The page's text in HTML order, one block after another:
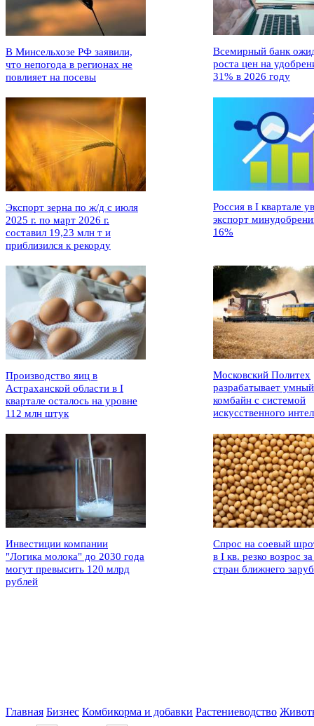
В Минсельхозе РФ заявили,
что непогода в регионах не
повлияет на посевы
Всемирный банк
роста цен на
31% в 2026 году
Экспорт зерна по ж/д с июля
2025 г. по март 2026 г.
составил 19,23 млн т и
приблизился к рекорду
Россия в I квартале
экспорт
16%
Производство яиц в
Астраханской области в I
квартале осталось на уровне
112 млн штук
Московский Политех
разрабатывает умный
комбайн с системой
искусственного
Инвестиции компании
"Логика молока" до 2030 года
могут превысить 120 млрд
рублей
Спрос на соевый
в I кв. резко возрос
стран ближнего
Главная Бизнес Комбикорма и добавки Растениеводство